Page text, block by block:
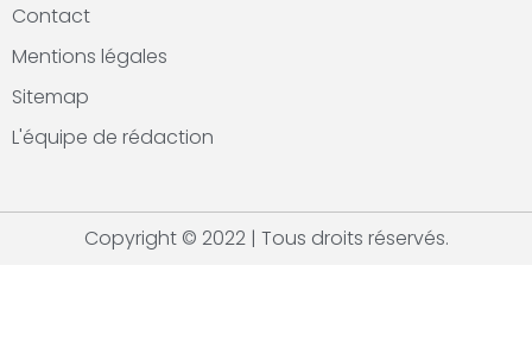
Contact
Mentions légales
Sitemap
L'équipe de rédaction
Copyright © 2022 | Tous droits réservés.